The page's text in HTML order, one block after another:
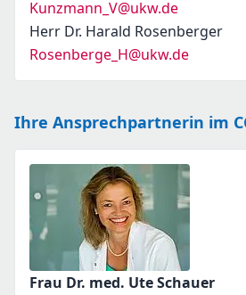
Kunzmann_V@ukw.de
Herr Dr. Harald Rosenberger
Rosenberge_H@ukw.de
Ihre Ansprechpartnerin im
Frau Dr. med. Ute Schauer